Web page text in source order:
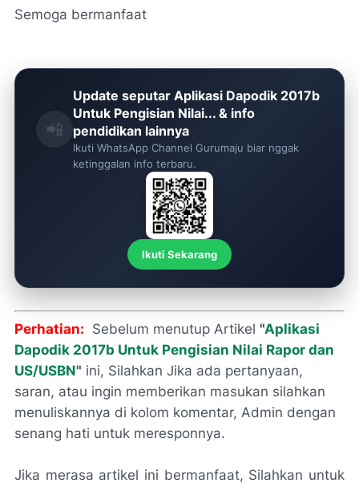
Semoga bermanfaat
📲
Update seputar Aplikasi Dapodik 2017b
Untuk Pengisian Nilai... & info
pendidikan lainnya
Ikuti WhatsApp Channel Gurumaju biar nggak
ketinggalan info terbaru.
Ikuti Sekarang
Perhatian: Sebelum menutup Artikel "Aplikasi
Dapodik 2017b Untuk Pengisian Nilai Rapor dan
US/USBN" ini, Silahkan Jika ada pertanyaan,
saran, atau ingin memberikan masukan silahkan
menuliskannya di kolom komentar, Admin dengan
senang hati untuk meresponnya.
Jika merasa artikel ini bermanfaat, Silahkan untuk